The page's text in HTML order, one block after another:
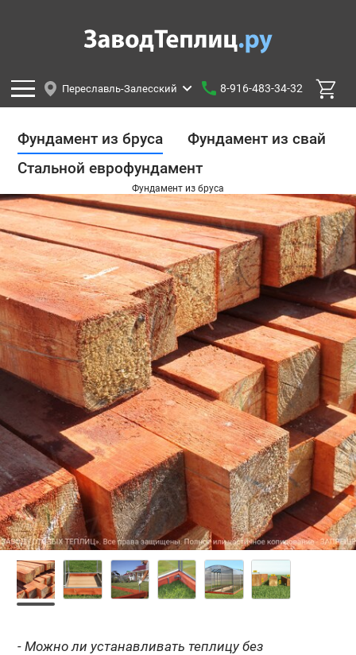
Переславль-Залесский 8-916-483-34-32
Фундамент из бруса
Фундамент из свай
Стальной еврофундамент
Фундамент из бруса
- Можно ли устанавливать теплицу без